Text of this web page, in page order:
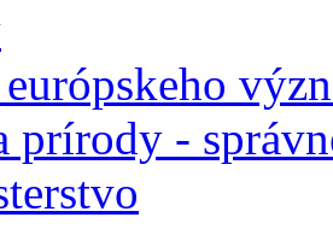
prírody -